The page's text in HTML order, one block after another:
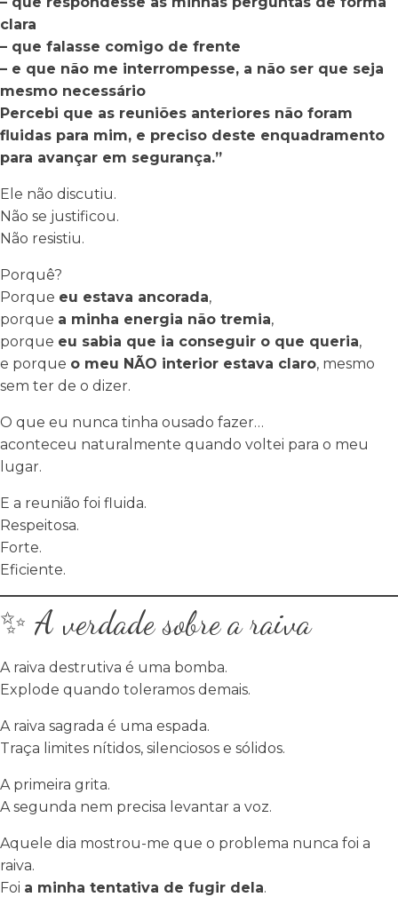
clara
– que falasse comigo de frente
– e que não me interrompesse, a não ser que seja
mesmo necessário
Percebi que as reuniões anteriores não foram
fluidas para mim, e preciso deste enquadramento
para avançar em segurança.”
Ele não discutiu.
Não se justificou.
Não resistiu.
Porquê?
Porque eu estava ancorada,
porque a minha energia não tremia,
porque eu sabia que ia conseguir o que queria,
e porque o meu NÃO interior estava claro, mesmo
sem ter de o dizer.
O que eu nunca tinha ousado fazer…
aconteceu naturalmente quando voltei para o meu
lugar.
E a reunião foi fluida.
Respeitosa.
Forte.
Eficiente.
✨ A verdade sobre a raiva
A raiva destrutiva é uma bomba.
Explode quando toleramos demais.
A raiva sagrada é uma espada.
Traça limites nítidos, silenciosos e sólidos.
A primeira grita.
A segunda nem precisa levantar a voz.
Aquele dia mostrou-me que o problema nunca foi a
raiva.
Foi a minha tentativa de fugir dela.